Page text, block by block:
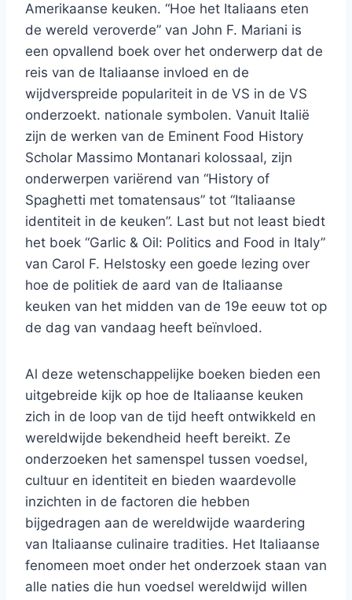
Amerikaanse keuken. “Hoe het Italiaans eten
de wereld veroverde” van John F. Mariani is
een opvallend boek over het onderwerp dat de
reis van de Italiaanse invloed en de
wijdverspreide populariteit in de VS in de VS
onderzoekt. nationale symbolen. Vanuit Italië
zijn de werken van de Eminent Food History
Scholar Massimo Montanari kolossaal, zijn
onderwerpen variërend van “History of
Spaghetti met tomatensaus” tot “Italiaanse
identiteit in de keuken”. Last but not least biedt
het boek “Garlic & Oil: Politics and Food in Italy”
van Carol F. Helstosky een goede lezing over
hoe de politiek de aard van de Italiaanse
keuken van het midden van de 19e eeuw tot op
de dag van vandaag heeft beïnvloed.
Al deze wetenschappelijke boeken bieden een
uitgebreide kijk op hoe de Italiaanse keuken
zich in de loop van de tijd heeft ontwikkeld en
wereldwijde bekendheid heeft bereikt. Ze
onderzoeken het samenspel tussen voedsel,
cultuur en identiteit en bieden waardevolle
inzichten in de factoren die hebben
bijgedragen aan de wereldwijde waardering
van Italiaanse culinaire tradities. Het Italiaanse
fenomeen moet onder het onderzoek staan ​​van
alle naties die hun voedsel wereldwijd willen